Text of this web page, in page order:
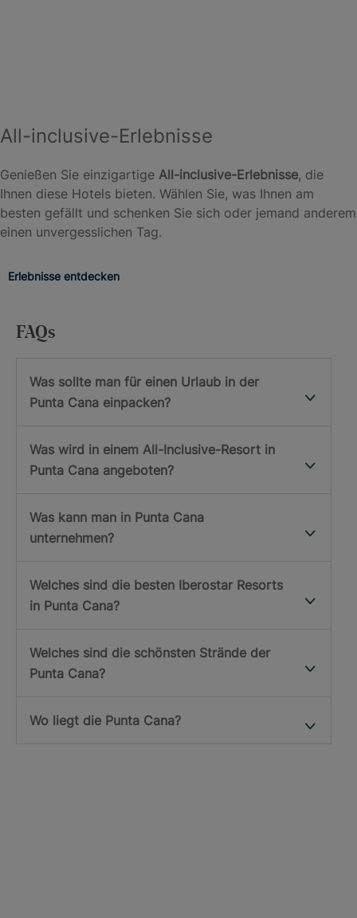
All-inclusive-Erlebnisse
Genießen Sie einzigartige All-inclusive-Erlebnisse, die
Ihnen diese Hotels bieten. Wählen Sie, was Ihnen am
besten gefällt und schenken Sie sich oder jemand anderem
einen unvergesslichen Tag.
Erlebnisse entdecken
FAQs
Was sollte man für einen Urlaub in der
Punta Cana einpacken?
Was wird in einem All-Inclusive-Resort in
Punta Cana angeboten?
Was kann man in Punta Cana
unternehmen?
Welches sind die besten Iberostar Resorts
in Punta Cana?
Welches sind die schönsten Strände der
Punta Cana?
Wo liegt die Punta Cana?